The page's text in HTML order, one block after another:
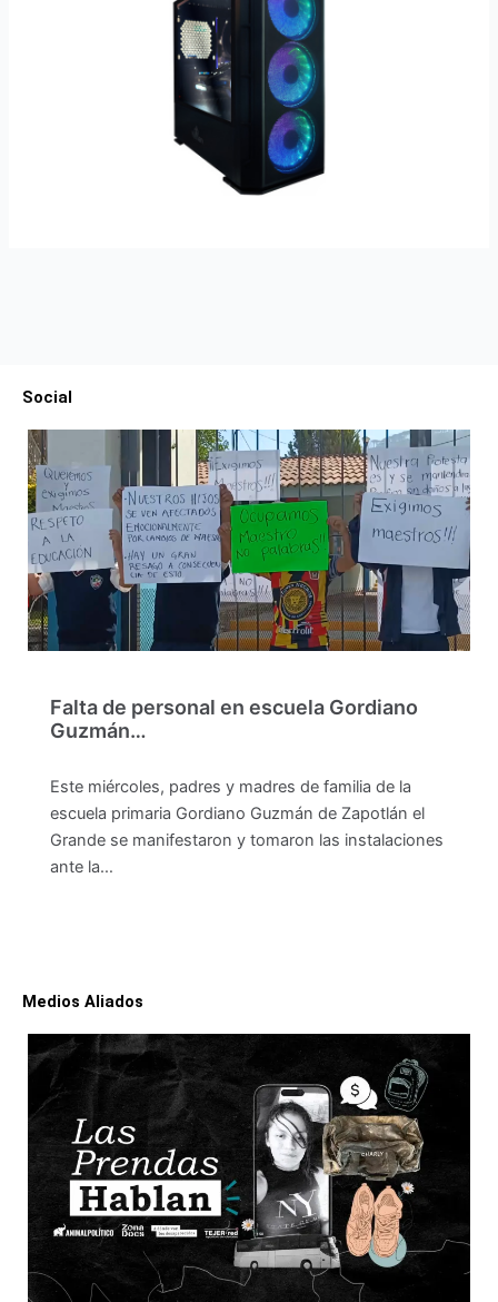
Social
Falta de personal en escuela Gordiano
Guzmán…
Este miércoles, padres y madres de familia de la
escuela primaria Gordiano Guzmán de Zapotlán el
Grande se manifestaron y tomaron las instalaciones
ante la…
Medios Aliados